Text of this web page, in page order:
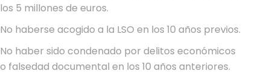
los 5 millones de euros.
No haberse acogido a la LSO en los 10 años previos.
No haber sido condenado por delitos económicos
o falsedad documental en los 10 años anteriores.